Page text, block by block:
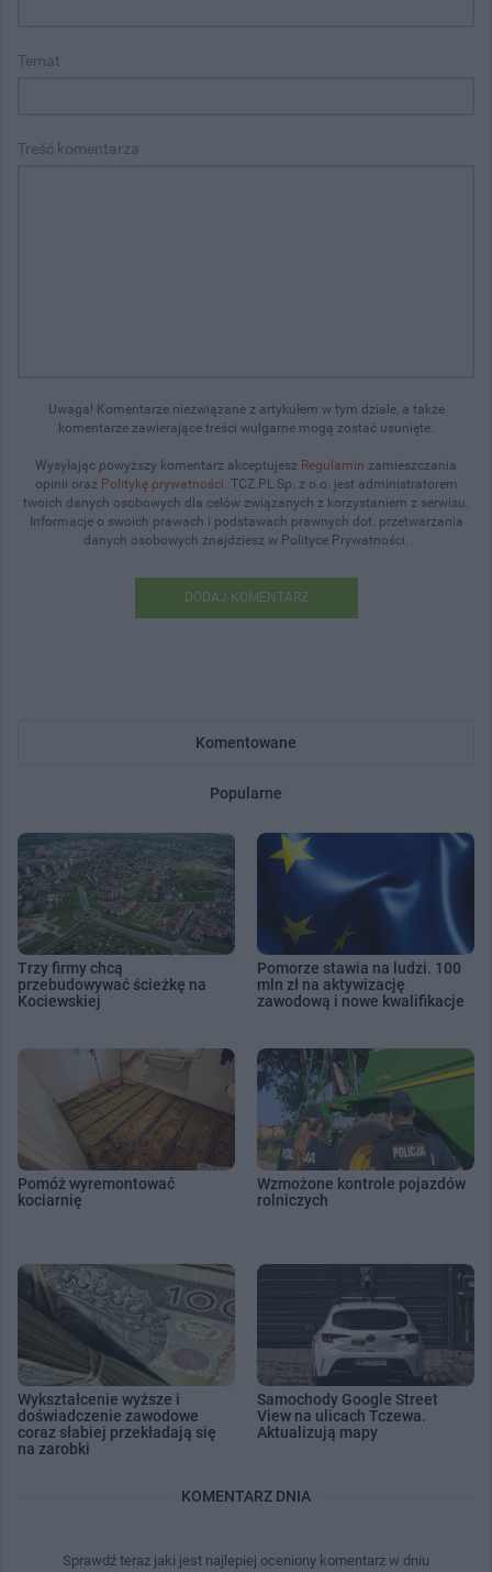
Temat
Treść komentarza
Uwaga! Komentarze niezwiązane z artykułem w tym dziale, a także
komentarze zawierające treści wulgarne mogą zostać usunięte.
Wysyłając powyższy komentarz akceptujesz Regulamin zamieszczania
opinii oraz Politykę prywatności . TCZ.PL Sp. z o.o. jest administratorem
twoich danych osobowych dla celów związanych z korzystaniem z serwisu.
Informacje o swoich prawach i podstawach prawnych dot. przetwarzania
danych osobowych znajdziesz w Polityce Prywatności.
DODAJ KOMENTARZ
Komentowane
Popularne
Trzy firmy chcą
przebudowywać ścieżkę na
Kociewskiej
Pomorze stawia na ludzi. 100
mln zł na aktywizację
zawodową i nowe kwalifikacje
Pomóż wyremontować
kociarnię
Wzmożone kontrole pojazdów
rolniczych
Wykształcenie wyższe i
doświadczenie zawodowe
coraz słabiej przekładają się
na zarobki
Samochody Google Street
View na ulicach Tczewa.
Aktualizują mapy
KOMENTARZ DNIA
Sprawdź teraz jaki jest najlepiej oceniony komentarz w dniu